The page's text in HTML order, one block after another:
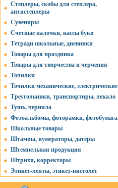
Степлеры, скобы для степлера,
антистеплеры
Сувениры
Счетные палочки, кассы букв
Тетради школьные, дневники
Товары для праздника
Товары для творчества и черчения
Точилки
Точилки механические, электрические
Треугольники, транспортиры, лекало
Тушь, чернила
Фотоальбомы, фоторамки, фотобумага
Школьные товары
Штампы, нумераторы, датеры
Штемпельная продукция
Штрихи, корректоры
Этикет-ленты, этикет-пистолет